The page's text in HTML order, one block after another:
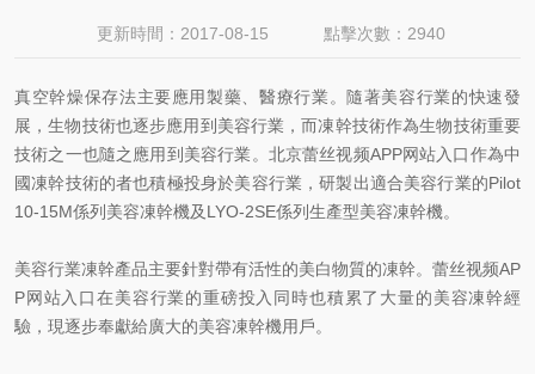
更新時間：2017-08-15 點擊次數：2940
真空幹燥保存法主要應用製藥、醫療行業。隨著美容行業的快速發
展，生物技術也逐步應用到美容行業，而凍幹技術作為生物技術重要
技術之一也隨之應用到美容行業。北京蕾丝视频APP网站入口作為中
國凍幹技術的者也積極投身於美容行業，研製出適合美容行業的Pilot
10-15M係列美容凍幹機及LYO-2SE係列生產型美容凍幹機。
美容行業凍幹產品主要針對帶有活性的美白物質的凍幹。蕾丝视频AP
P网站入口在美容行業的重磅投入同時也積累了大量的美容凍幹經
驗，現逐步奉獻給廣大的美容凍幹機用戶。